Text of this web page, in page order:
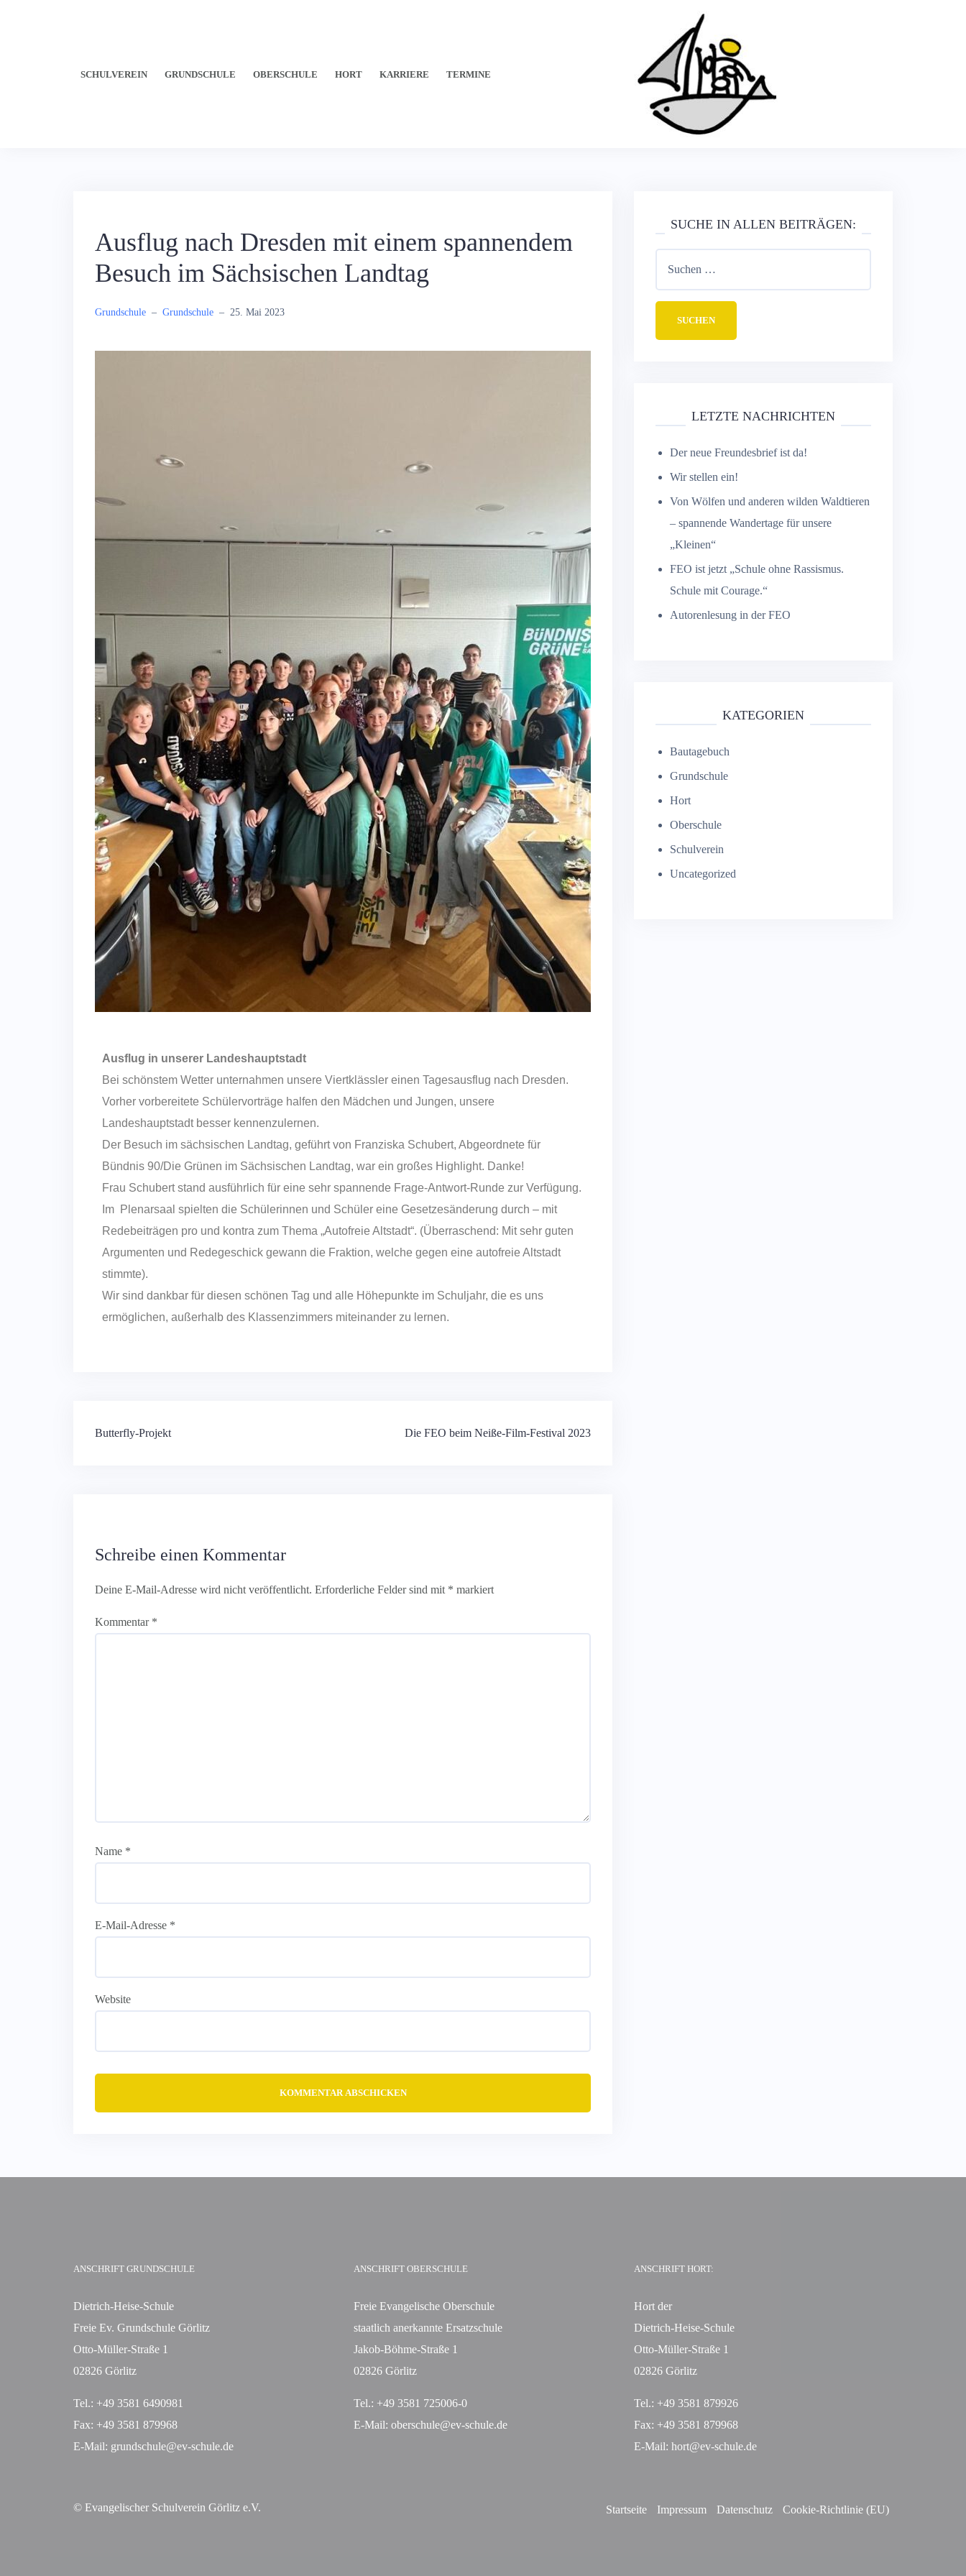
SCHULVEREIN GRUNDSCHULE OBERSCHULE HORT KARRIERE TERMINE
Ausflug nach Dresden mit einem spannendem
Besuch im Sächsischen Landtag
Grundschule – Grundschule – 25. Mai 2023
Ausflug in unserer Landeshauptstadt
Bei schönstem Wetter unternahmen unsere Viertklässler einen Tagesausflug nach Dresden.
Vorher vorbereitete Schülervorträge halfen den Mädchen und Jungen, unsere
Landeshauptstadt besser kennenzulernen.
Der Besuch im sächsischen Landtag, geführt von Franziska Schubert, Abgeordnete für
Bündnis 90/Die Grünen im Sächsischen Landtag, war ein großes Highlight. Danke!
Frau Schubert stand ausführlich für eine sehr spannende Frage-Antwort-Runde zur Verfügung.
Im Plenarsaal spielten die Schülerinnen und Schüler eine Gesetzesänderung durch – mit
Redebeiträgen pro und kontra zum Thema „Autofreie Altstadt“. (Überraschend: Mit sehr guten
Argumenten und Redegeschick gewann die Fraktion, welche gegen eine autofreie Altstadt
stimmte).
Wir sind dankbar für diesen schönen Tag und alle Höhepunkte im Schuljahr, die es uns
ermöglichen, außerhalb des Klassenzimmers miteinander zu lernen.
Butterfly-Projekt Die FEO beim Neiße-Film-Festival 2023
Schreibe einen Kommentar
Deine E-Mail-Adresse wird nicht veröffentlicht. Erforderliche Felder sind mit * markiert
Kommentar *
Name *
E-Mail-Adresse *
Website
SUCHE IN ALLEN BEITRÄGEN:
LETZTE NACHRICHTEN
Der neue Freundesbrief ist da!
Wir stellen ein!
Von Wölfen und anderen wilden Waldtieren
– spannende Wandertage für unsere
„Kleinen“
FEO ist jetzt „Schule ohne Rassismus.
Schule mit Courage.“
Autorenlesung in der FEO
KATEGORIEN
Bautagebuch
Grundschule
Hort
Oberschule
Schulverein
Uncategorized
ANSCHRIFT GRUNDSCHULE
Dietrich-Heise-Schule
Freie Ev. Grundschule Görlitz
Otto-Müller-Straße 1
02826 Görlitz
Tel.: +49 3581 6490981
Fax: +49 3581 879968
E-Mail: grundschule@ev-schule.de
ANSCHRIFT OBERSCHULE
Freie Evangelische Oberschule
staatlich anerkannte Ersatzschule
Jakob-Böhme-Straße 1
02826 Görlitz
Tel.: +49 3581 725006-0
E-Mail: oberschule@ev-schule.de
ANSCHRIFT HORT:
Hort der
Dietrich-Heise-Schule
Otto-Müller-Straße 1
02826 Görlitz
Tel.: +49 3581 879926
Fax: +49 3581 879968
E-Mail: hort@ev-schule.de
© Evangelischer Schulverein Görlitz e.V. Startseite Impressum Datenschutz Cookie-Richtlinie (EU)